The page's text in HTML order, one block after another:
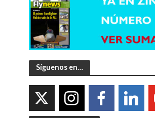
Síguenos en…